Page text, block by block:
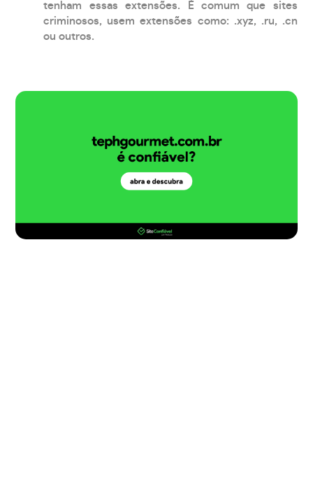
tenham essas extensões. É comum que sites
criminosos, usem extensões como: .xyz, .ru, .cn
ou outros.